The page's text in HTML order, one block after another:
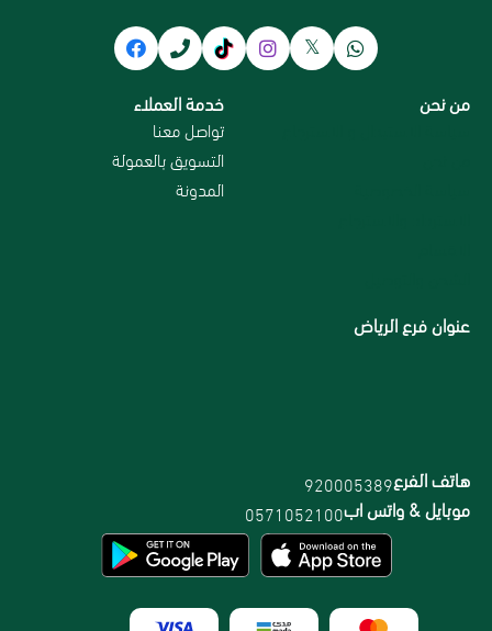
من نحن خدمة العملاء
تواصل معنا
التسويق بالعمولة
المدونة
عنوان فرع الرياض
هاتف الفرع920005389
موبايل & واتس اب0571052100